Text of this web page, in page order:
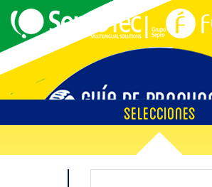
SELECCIONES
EMPLAZAMIENTOS